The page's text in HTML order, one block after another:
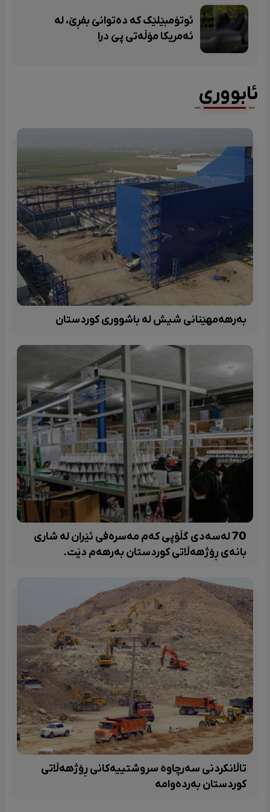
ئوتۆمبێلێک کە دەتوانێ بفڕێ، لە
ئەمریکا مۆڵەتی پێ درا
ئابووری
بەرهەمهێنانی شیش لە باشووری کوردستان
70 لەسەدی گڵۆپی کەم مەسرەفی ئێران لە شاری
بانەی ڕۆژهەڵاتی کوردستان بەرهەم دێت.
تاڵانکردنی سەرچاوە سروشتییەکانی ڕۆژهەڵاتی
کوردستان بەردەوامە